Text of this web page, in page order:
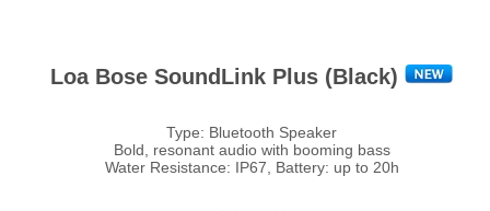
Loa Bose SoundLink Plus (Black)
Type: Bluetooth Speaker
Bold, resonant audio with booming bass
Water Resistance: IP67, Battery: up to 20h